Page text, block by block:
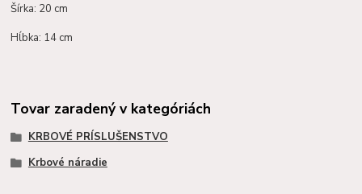
Šírka: 20 cm
Hĺbka: 14 cm
Tovar zaradený v kategóriách
KRBOVÉ PRÍSLUŠENSTVO
Krbové náradie